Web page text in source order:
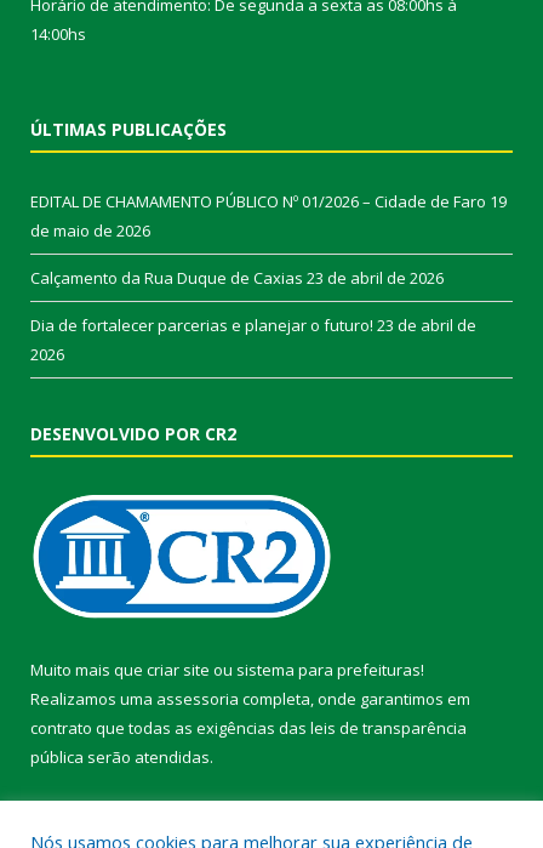
14:00hs
ÚLTIMAS PUBLICAÇÕES
EDITAL DE CHAMAMENTO PÚBLICO Nº 01/2026 – Cidade de Faro 19
de maio de 2026
Calçamento da Rua Duque de Caxias 23 de abril de 2026
Dia de fortalecer parcerias e planejar o futuro! 23 de abril de
2026
DESENVOLVIDO POR CR2
Muito mais que criar site ou sistema para prefeituras!
Realizamos uma assessoria completa, onde garantimos em
contrato que todas as exigências das leis de transparência
pública serão atendidas.
Nós usamos cookies para melhorar sua experiência de